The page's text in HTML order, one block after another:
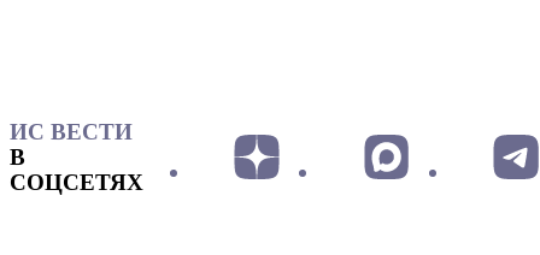
ИС ВЕСТИ
В
СОЦСЕТЯХ